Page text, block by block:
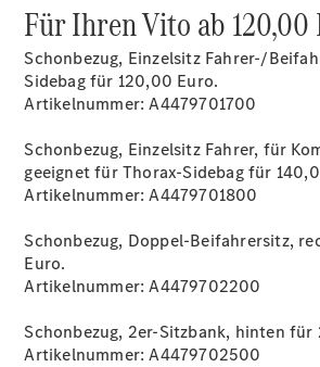
Übersicht
Junge
Sterne
Digitale
Extras
Wartung
Für Ihren Vito ab 120,00
Schonbezug, Einzelsitz Fahrer-/
Sidebag für 120,00 Euro.
Artikelnummer: A4479701700
Schonbezug, Einzelsitz Fahrer, für
geeignet für Thorax-Sidebag für
Artikelnummer: A4479701800
Schonbezug, Doppel-Beifahrersitz,
Euro.
Artikelnummer: A4479702200
Schonbezug, 2er-Sitzbank, hinten für
Artikelnummer: A4479702500